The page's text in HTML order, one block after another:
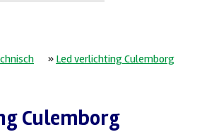
» Led verlichting Culemborg
Culemborg